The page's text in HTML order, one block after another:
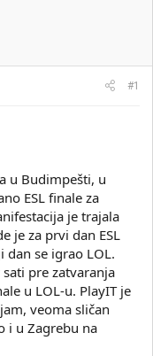
#1
u Budimpešti, u
ESL finale za
je trajala
je za prvi dan ESL
dan se igrao LOL.
pre zatvaranja
u LOL-u. PlayIT je
veoma sličan
i u Zagrebu na